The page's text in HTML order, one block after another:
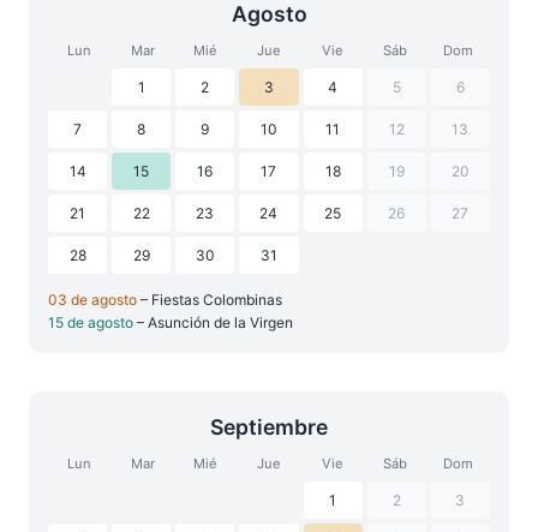
Agosto
Lun Mar Mié Jue Vie Sáb Dom
1 2 3 4 5 6
7 8 9 10 11 12 13
14 15 16 17 18 19 20
21 22 23 24 25 26 27
28 29 30 31
03 de agosto – Fiestas Colombinas
15 de agosto – Asunción de la Virgen
Septiembre
Lun Mar Mié Jue Vie Sáb Dom
1 2 3